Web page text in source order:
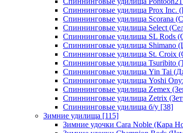
Спиннинговые удилища Prox Inc.
Спиннинговые удилища Scorana
Спиннинговые удилища Select
Спиннинговые удилища SL Rods
Спиннинговые удилища Shimano
Спиннинговые удилища St. Croix
Спиннинговые удилища Tsuribito
Спиннинговые удилища Yin Tai
Спиннинговые удилища Yoshi
Спиннинговые удилища Zemex
Спиннинговые удилища Zetrix
Спиннинговые удилища б/у [38]
Зимние удилища [115]
Зимние удочки Cara Noble (Кара